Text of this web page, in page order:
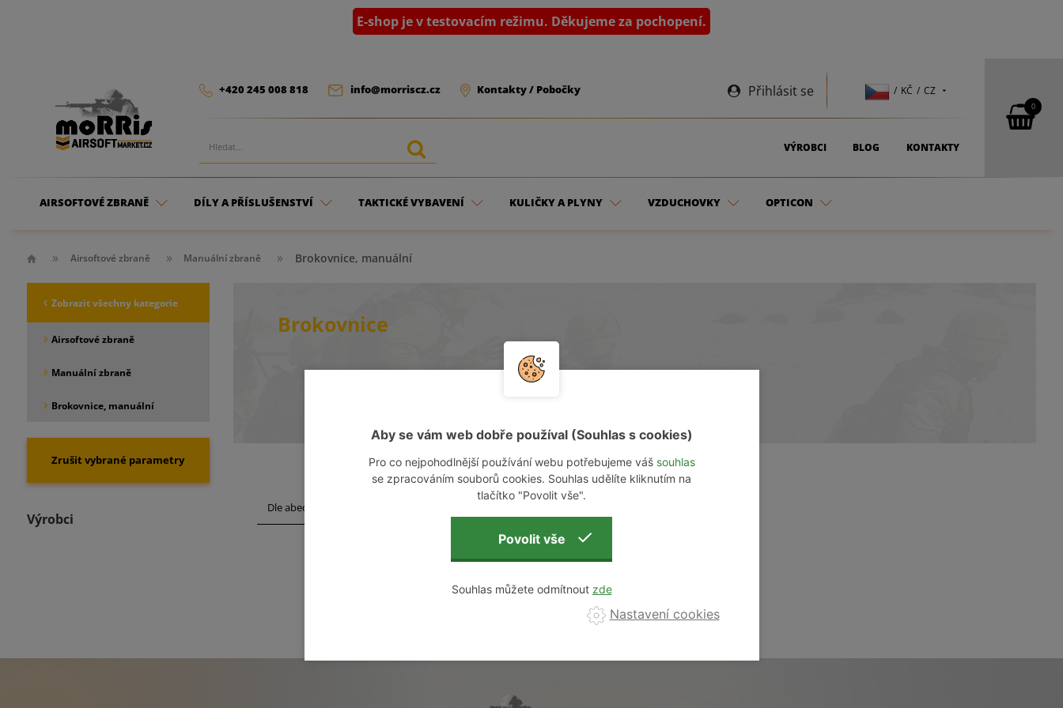
E-shop je v testovacím režimu. Děkujeme za pochopení.
+420 245 008 818 info@morriscz.cz Kontakty / Pobočky Přihlásit se / KČ / CZ
VÝROBCI BLOG KONTAKTY
0
AIRSOFTOVÉ ZBRANĚ DÍLY A PŘÍSLUŠENSTVÍ TAKTICKÉ VYBAVENÍ KULIČKY A PLYNY VZDUCHOVKY OPTICON
Airsoftové zbraně Manuální zbraně Brokovnice, manuální
Zobrazit všechny kategorie
Airsoftové zbraně
Manuální zbraně
Brokovnice, manuální
Výrobci
Brokovnice
Dle abecedy
Aby se vám web dobře používal (Souhlas s cookies)
Pro co nejpohodlnější používání webu potřebujeme váš souhlas
se zpracováním souborů cookies. Souhlas udělíte kliknutím na
tlačítko "Povolit vše".
Souhlas můžete odmítnout
Nastavení cookies